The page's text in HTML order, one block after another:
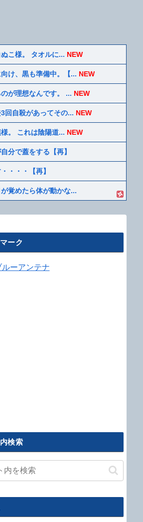
こ様。 タオルに... NEW
け、黒も準備中。【... NEW
が理想なんです。 ... NEW
回自殺があってその... NEW
。 これは陰陽道... NEW
分で蓋をする【再】
・・・【再】
覚めたら体が動かな...
ーク
ルーアンテナ
検索